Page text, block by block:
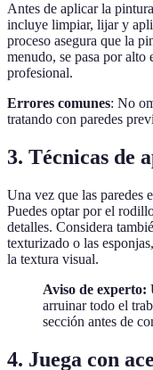
Antes de aplicar la
incluye limpiar, lijar y
proceso asegura que la
menudo, se pasa por alto
profesional.
Errores comunes: No
tratando con paredes
3. Técnicas de
Una vez que las paredes
Puedes optar por el
detalles. Considera
texturizado o las
la textura visual.
Aviso de experto:
arruinar todo el
sección antes de
4. Juega con